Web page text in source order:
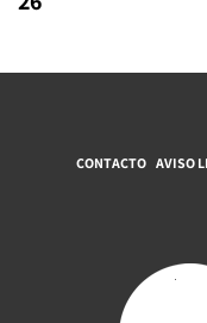
CONTACTO AVISO